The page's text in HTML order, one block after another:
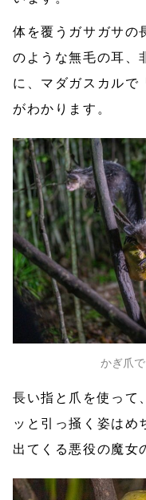
体を覆うガサガサの
のような無毛の耳、
に、マダガスカルで
がわかります。
かぎ爪
長い指と爪を使って
ッと引っ掻く姿はめ
出てくる悪役の魔女